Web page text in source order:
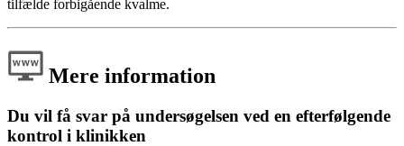
tilfælde forbigående kvalme.
Mere information
Du vil få svar på undersøgelsen ved en efterfølgende
kontrol i klinikken